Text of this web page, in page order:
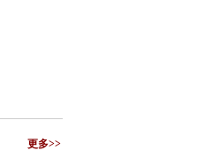
更多>>